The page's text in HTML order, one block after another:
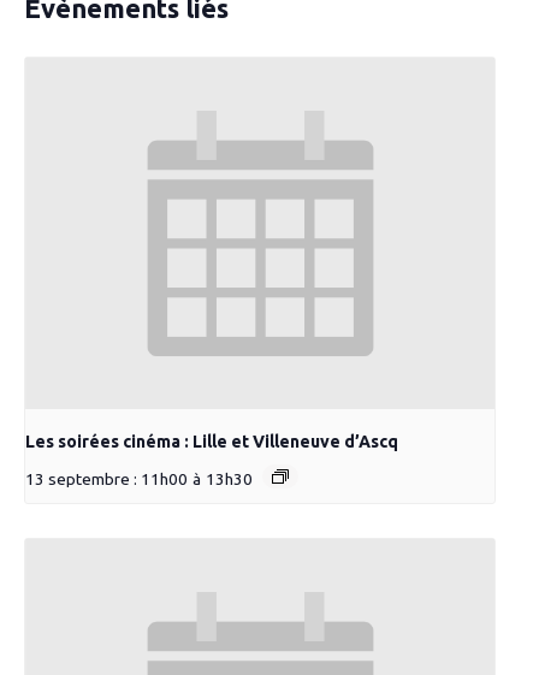
Évènements liés
Les soirées cinéma : Lille et Villeneuve d’Ascq
13 septembre : 11h00 à 13h30